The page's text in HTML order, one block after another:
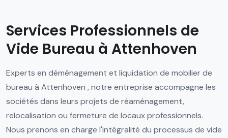
Services Professionnels de
Vide Bureau à Attenhoven
Experts en déménagement et liquidation de mobilier de
bureau à Attenhoven , notre entreprise accompagne les
sociétés dans leurs projets de réaménagement,
relocalisation ou fermeture de locaux professionnels.
Nous prenons en charge l'intégralité du processus de vide